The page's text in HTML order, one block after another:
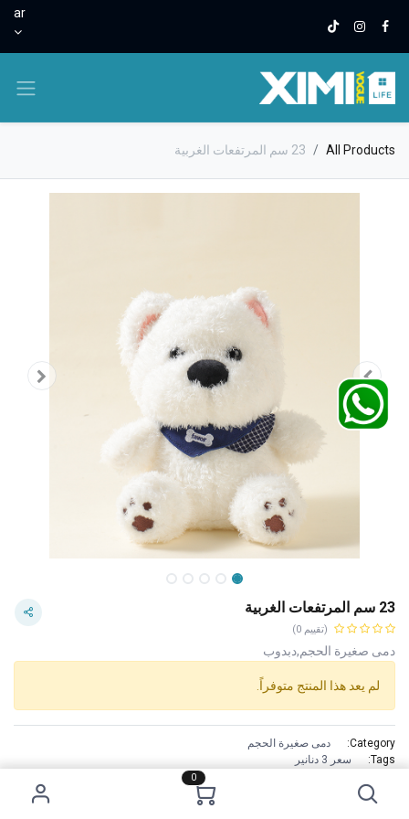
0
ar
All Products 23 سم المرتفعات الغربية
23 سم المرتفعات الغربية
(تقييم 0)
دمى صغيرة الحجم,دبدوب
لم يعد هذا المنتج متوفراً.
Category:
دمى صغيرة الحجم
Tags:
سعر 3 دنانير